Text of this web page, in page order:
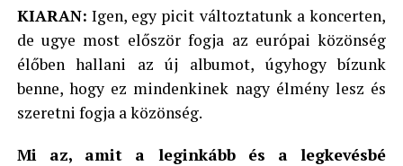
Angliában már bejáratott közönségetek van,
de egy európai turné során másként építititk
fel a koncerteket? Lesznek meglepetések a
setlistben?
KIARAN: Igen, egy picit változtatunk a koncerten,
de ugye most először fogja az európai közönség
élőben hallani az új albumot, úgyhogy bízunk
benne, hogy ez mindenkinek nagy élmény lesz és
szeretni fogja a közönség.
Mi az, amit a leginkább és a legkevésbé